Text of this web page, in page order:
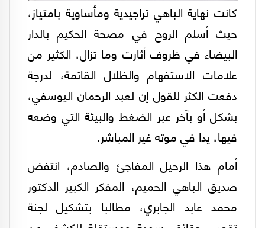
كانت نهاية الباهي تراجيدية ومأساوية بامتياز،
حيث أسلم الروح في مصحة الحكيم بالدار
البيضاء في ظروف أثارت وما تزال، الكثير من
علامات الاستفهام والظلال القاتمة، لدرجة
دفعت الكثر للقول إن لعبد الرحمان اليوسفي،
بشكل أو بآخر عبر الضغط والبيئة التي وضعه
فيها، يدا في موته غير المباشر.
أمام هذا الرحيل المفاجئ والصادم، انتفض
صديق الباهي الحميم، المفكر الكبير الدكتور
محمد عابد الجابري، مطالبا بتشكيل لجنة